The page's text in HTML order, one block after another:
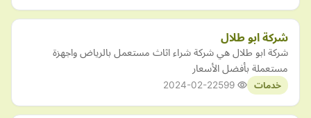
شركة ابو طلال
شركة ابو طلال هي شركة شراء اثاث مستعمل بالرياض واجهزة
مستعملة بأفضل الأسعار
خدمات 2024-02-22